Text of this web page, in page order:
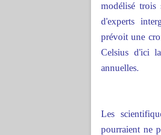
modélisé trois
d'experts
prévoit une
Celsius d'ici
annuelles.
Les
pourraient ne